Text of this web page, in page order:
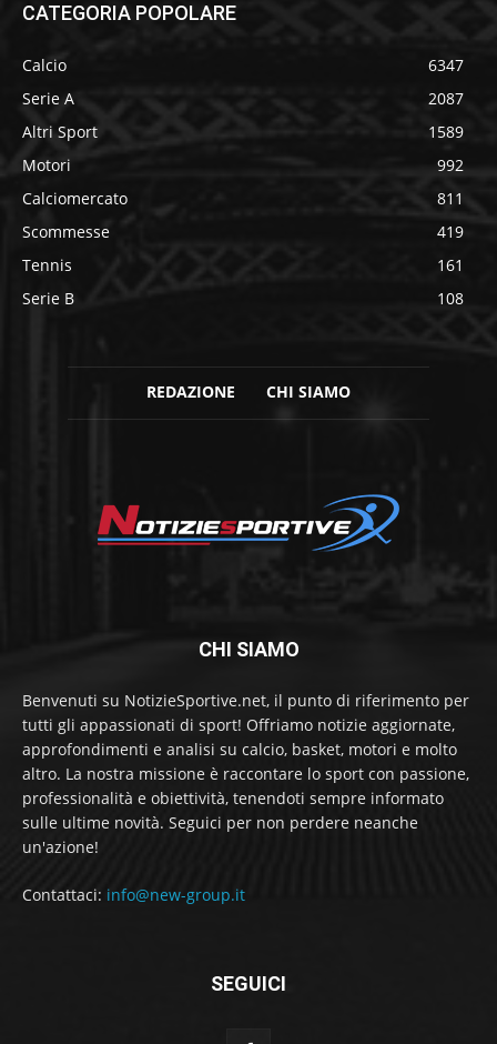
CATEGORIA POPOLARE
Calcio
6347
Serie A
2087
Altri Sport
1589
Motori
992
Calciomercato
811
Scommesse
419
Tennis
161
Serie B
108
REDAZIONE CHI SIAMO
CHI SIAMO
Benvenuti su NotizieSportive.net, il punto di riferimento per
tutti gli appassionati di sport! Offriamo notizie aggiornate,
approfondimenti e analisi su calcio, basket, motori e molto
altro. La nostra missione è raccontare lo sport con passione,
professionalità e obiettività, tenendoti sempre informato
sulle ultime novità. Seguici per non perdere neanche
un'azione!
Contattaci: info@new-group.it
SEGUICI